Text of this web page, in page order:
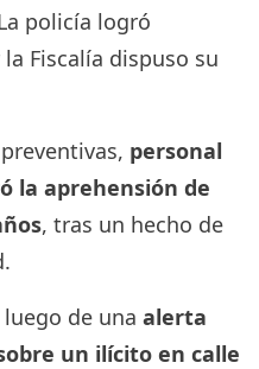
policía logró
Fiscalía dispuso su
personal
la aprehensión de
, tras un hecho de
de una alerta
un ilícito en calle